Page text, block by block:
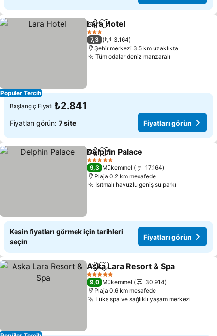
Popüler Tercih
PaylaşFavorilerime ekle
Lara Hotel
3 Yıldız
7,3
3.164
Şehir merkezi 3.5 km uzaklıkta
Tüm odalar deniz manzaralı
Başlangıç Fiyatı ₺2.841
Fiyatları görün: 7 site Fiyatları görün
PaylaşFavorilerime ekle
Delphin Palace
5 Yıldız
9,3 Mükemmel
17.164
Plaja 0.2 km mesafede
Isıtmalı havuzlu geniş su parkı
Kesin fiyatları görmek için tarihleri
seçin
Fiyatları görün
PaylaşFavorilerime ekle
Aska Lara Resort & Spa
5 Yıldız
9,0 Mükemmel
30.914
Plaja 0.6 km mesafede
Lüks spa ve sağlıklı yaşam merkezi